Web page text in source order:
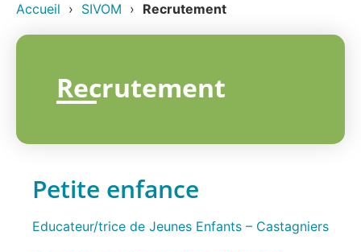
Accueil › SIVOM › Recrutement
Recrutement
Petite enfance
Educateur/trice de Jeunes Enfants – Castagniers